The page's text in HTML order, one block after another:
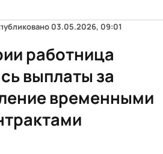
03.05.2026, 09:01
работница
выплаты за
временными